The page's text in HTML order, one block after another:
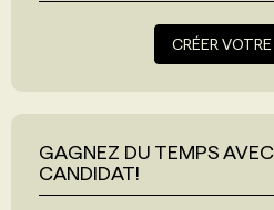
CRÉER VOTRE
GAGNEZ DU TEMPS
CANDIDAT!